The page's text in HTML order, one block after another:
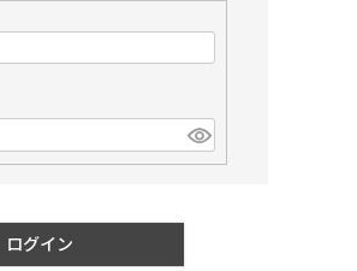
ログイン